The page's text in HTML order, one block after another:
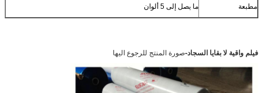
مطبعة ما يصل إلى 5 ألوان
فيلم واقية لا بقايا السجاد-صورة المنتج للرجوع اليها